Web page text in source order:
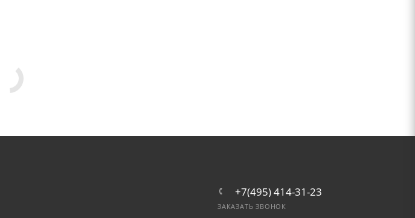
+7(495) 414-31-23
ЗАКАЗАТЬ ЗВОНОК